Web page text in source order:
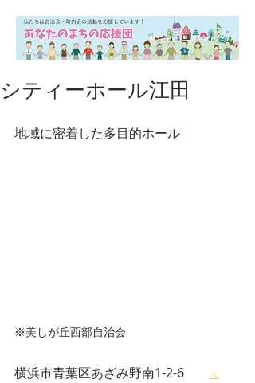
シティーホール江田
地域に密着した多目的ホール
※美しが丘西部自治会
横浜市青葉区あざみ野南1-2-6
＜